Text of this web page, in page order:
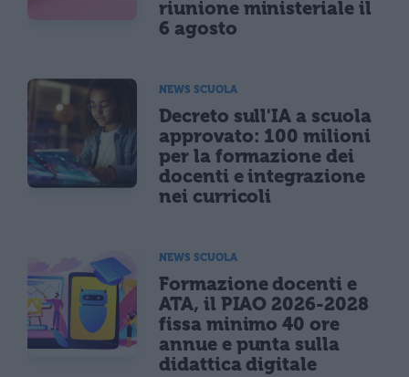
riunione ministeriale il
6 agosto
NEWS SCUOLA
Decreto sull'IA a scuola
approvato: 100 milioni
per la formazione dei
docenti e integrazione
nei curricoli
NEWS SCUOLA
Formazione docenti e
ATA, il PIAO 2026-2028
fissa minimo 40 ore
annue e punta sulla
didattica digitale